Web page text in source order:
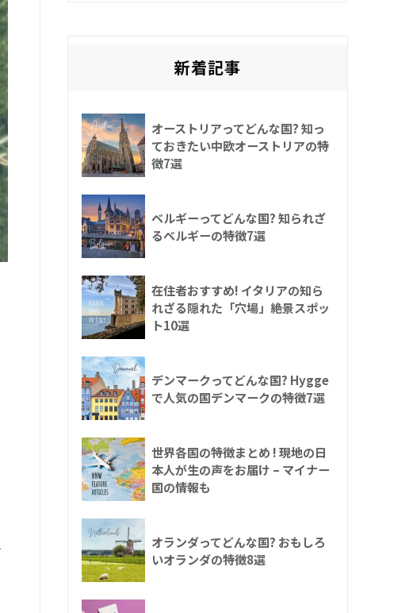
新着記事
オーストリアってどんな国? 知っ
ておきたい中欧オーストリアの特
徴7選
ベルギーってどんな国? 知られざ
るベルギーの特徴7選
在住者おすすめ! イタリアの知ら
れざる隠れた「穴場」絶景スポッ
ト10選
デンマークってどんな国? Hygge
で人気の国デンマークの特徴7選
世界各国の特徴まとめ ! 現地の日
本人が生の声をお届け – マイナー
国の情報も
オランダってどんな国? おもしろ
いオランダの特徴8選